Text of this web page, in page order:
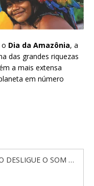
Dia da Amazônia, a
das grandes riquezas
a mais extensa
em número
“ANTES DE OUVIR O ÁUDIO DESLIGUE O SOM DA RÁDIO BRASIL CULTURA NO TOPO DA PAGINA”